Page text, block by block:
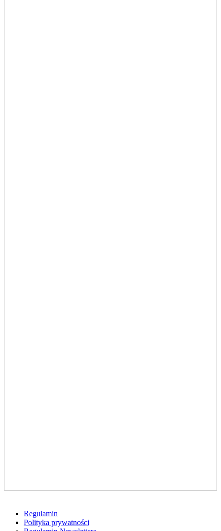
Regulamin
Polityka prywatności